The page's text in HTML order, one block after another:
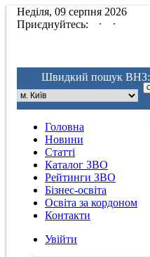
Неділя, 09 серпня 2026
Приєднуйтесь:
. .
Швидкий пошук ВНЗ:
Головна
Новини
Статті
Каталог ЗВО
Рейтинги ЗВО
Бізнес-освіта
Освіта за кордоном
Контакти
Увійти